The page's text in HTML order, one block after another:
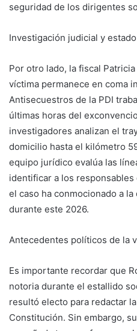
seguridad de los dirigentes
Investigación judicial y
Por otro lado, la fiscal
víctima permanece en coma
Antisecuestros de la PDI
últimas horas del
investigadores analizan el
domicilio hasta el kilómetro
equipo jurídico evalúa las
identificar a los
el caso ha conmocionado a
durante este 2026.
Antecedentes políticos de la
Es importante recordar que
notoria durante el estallido
resultó electo para redactar
Constitución. Sin embargo,